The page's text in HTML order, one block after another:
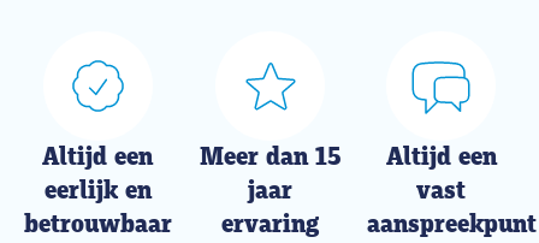
Altijd een
eerlijk en
betrouwbaar
Meer dan 15
jaar
ervaring
Altijd een
vast
aanspreekpunt